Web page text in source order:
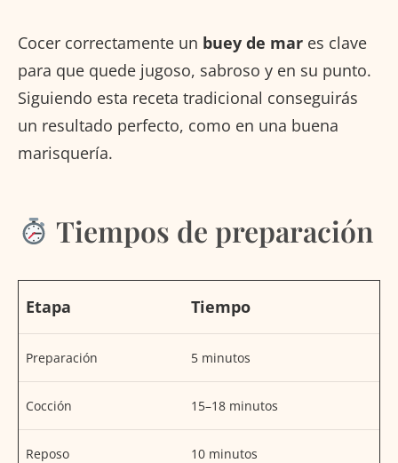
Cocer correctamente un buey de mar es clave
para que quede jugoso, sabroso y en su punto.
Siguiendo esta receta tradicional conseguirás
un resultado perfecto, como en una buena
marisquería.
Tiempos de preparación
Etapa Tiempo
Preparación 5 minutos
Cocción 15–18 minutos
Reposo 10 minutos